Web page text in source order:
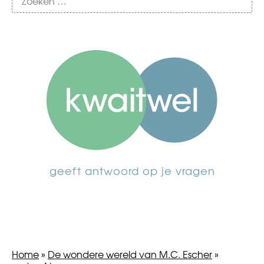
geeft antwoord op je vragen
Home» De wondere wereld van M.C. Escher»